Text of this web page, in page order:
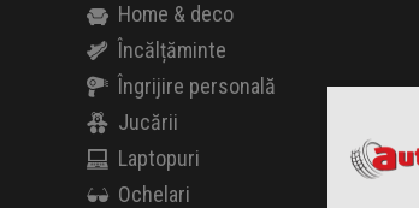
Home & deco
Încălțăminte
Îngrijire personală
Jucării
Laptopuri
Ochelari